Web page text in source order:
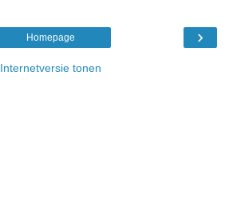
›
Homepage
Internetversie tonen